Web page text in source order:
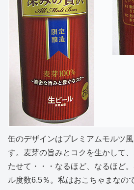
缶のデザインはプレミアムモルツ
す。麦芽の旨みとコクを生かして
たせて・・・なるほど、なるほど
ル度数6.5％。私はおこちゃまなの